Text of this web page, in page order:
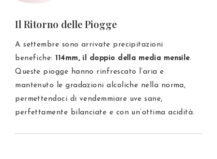
Il Ritorno delle Piogge
A settembre sono arrivate precipitazioni
benefiche: 114mm, il doppio della media mensile.
Queste piogge hanno rinfrescato l’aria e
mantenuto le gradazioni alcoliche nella norma,
permettendoci di vendemmiare uve sane,
perfettamente bilanciate e con un’ottima acidità.